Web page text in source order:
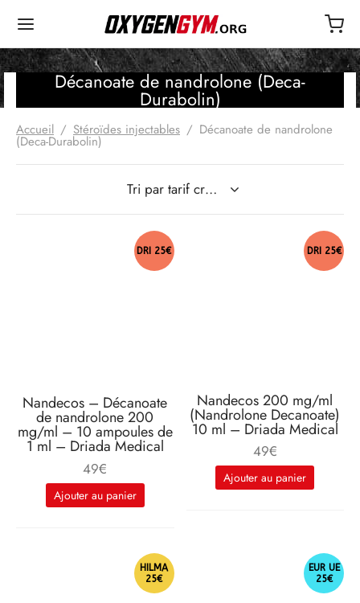
Décanoate de nandrolone (Deca-
Durabolin)
Accueil / Stéroïdes injectables / Décanoate de nandrolone
(Deca-Durabolin)
DRI 25€
Nandecos – Décanoate
de nandrolone 200
mg/ml – 10 ampoules de
1 ml – Driada Medical
49€
Ajouter au panier
DRI 25€
Nandecos 200 mg/ml
(Nandrolone Decanoate)
10 ml – Driada Medical
49€
Ajouter au panier
HILMA
25€
EUR UE
25€